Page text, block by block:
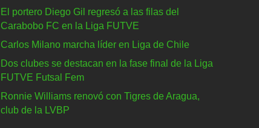
El portero Diego Gil regresó a las filas del
Carabobo FC en la Liga FUTVE
Carlos Milano marcha líder en Liga de Chile
Dos clubes se destacan en la fase final de la Liga
FUTVE Futsal Fem
Ronnie Williams renovó con Tigres de Aragua,
club de la LVBP